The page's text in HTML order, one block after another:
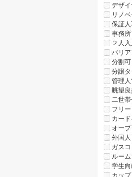
デザ
リノ
保証
事務
２人
バリ
分割可
分譲
管理
眺望
二世
フリー
カー
オー
外国
ガス
ルー
学生向
カッ